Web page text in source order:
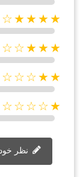
★★★★☆
★★★☆☆
★★☆☆☆
★☆☆☆☆